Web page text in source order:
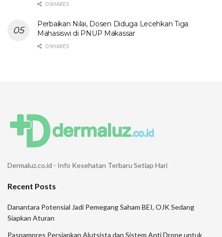
0 SHARES
Perbaikan Nilai, Dosen Diduga Lecehkan Tiga
Mahasiswi di PNUP Makassar
0 SHARES
Dermaluz.co.id - Info Kesehatan Terbaru Setiap Hari
Recent Posts
Danantara Potensial Jadi Pemegang Saham BEI, OJK Sedang
Siapkan Aturan
Paspampres Persiapkan Alutsista dan Sistem Anti Drone untuk